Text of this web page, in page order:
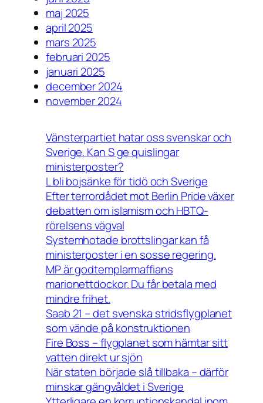
maj 2025
april 2025
mars 2025
februari 2025
januari 2025
december 2024
november 2024
Vänsterpartiet hatar oss svenskar och
Sverige. Kan S ge quislingar
ministerposter?
L bli bojsänke för tidö och Sverige
Efter terrordådet mot Berlin Pride växer
debatten om islamism och HBTQ-
rörelsens vägval
Systemhotade brottslingar kan få
ministerposter i en sosse regering.
MP är godtemplarmaffians
marionettdockor. Du får betala med
mindre frihet.
Saab 21 – det svenska stridsflygplanet
som vände på konstruktionen
Fire Boss – flygplanet som hämtar sitt
vatten direkt ur sjön
När staten började slå tillbaka – därför
minskar gängvåldet i Sverige